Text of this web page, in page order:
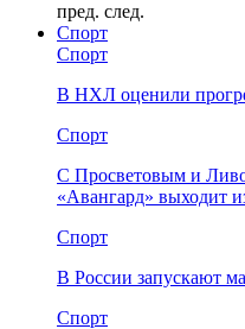
пред. след.
Спорт
Спорт
В НХЛ оценили
Спорт
С Просветовым и
«Авангард» выходит
Спорт
В России запускают
Спорт